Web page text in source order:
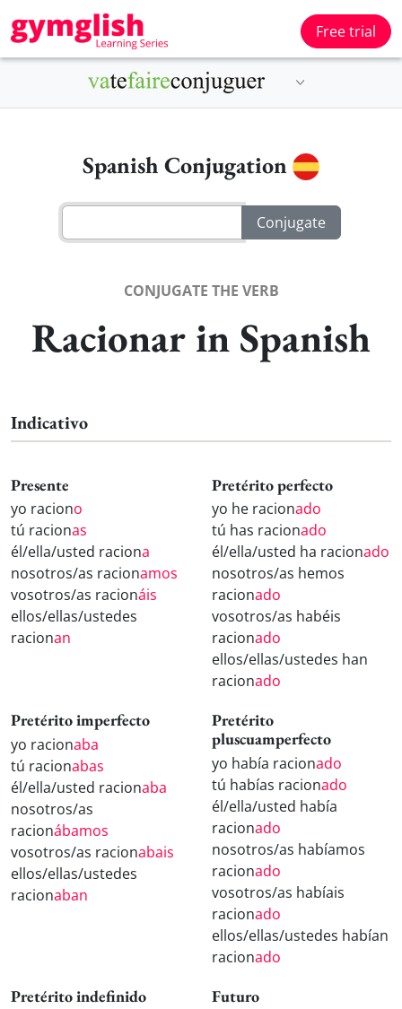
Free trial
Spanish Conjugation
CONJUGATE THE VERB
Racionar in Spanish
Indicativo
Presente
yo raciono
tú racionas
él/ella/usted raciona
nosotros/as racionamos
vosotros/as racionáis
ellos/ellas/ustedes
racionan
Pretérito perfecto
yo he racionado
tú has racionado
él/ella/usted ha racionado
nosotros/as hemos
racionado
vosotros/as habéis
racionado
ellos/ellas/ustedes han
racionado
Pretérito imperfecto
yo racionaba
tú racionabas
él/ella/usted racionaba
nosotros/as
racionábamos
vosotros/as racionabais
ellos/ellas/ustedes
racionaban
Pretérito
pluscuamperfecto
yo había racionado
tú habías racionado
él/ella/usted había
racionado
nosotros/as habíamos
racionado
vosotros/as habíais
racionado
ellos/ellas/ustedes habían
racionado
Pretérito indefinido Futuro